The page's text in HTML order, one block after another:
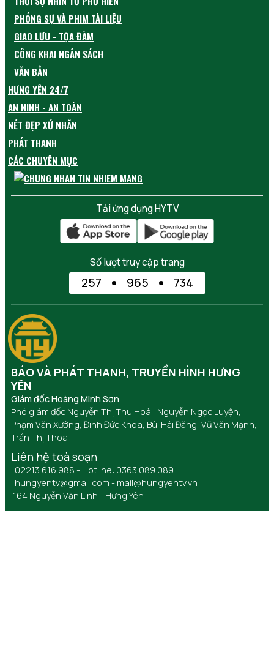
PHÓNG SỰ VÀ PHIM TÀI LIỆU
GIAO LƯU - TỌA ĐÀM
CÔNG KHAI NGÂN SÁCH
VĂN BẢN
HƯNG YÊN 24/7
AN NINH - AN TOÀN
NÉT ĐẸP XỨ NHÃN
PHÁT THANH
CÁC CHUYÊN MỤC
Tải ứng dụng HYTV
Số lượt truy cập trang
257 965 734
BÁO VÀ PHÁT THANH, TRUYỀN HÌNH HƯNG
YÊN
Giám đốc Hoàng Minh Sơn
Phó giám đốc Nguyễn Thị Thu Hoài, Nguyễn Ngọc Luyện,
Phạm Văn Xướng, Đinh Đức Khoa, Bùi Hải Đăng, Vũ Văn Mạnh,
Trần Thị Thoa
Liên hệ toà soạn
02213 616 988 - Hotline: 0363 089 089
hungyentv@gmail.com - mail@hungyentv.vn
164 Nguyễn Văn Linh - Hưng Yên